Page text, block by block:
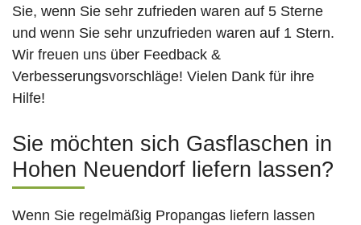
Sie, wenn Sie sehr zufrieden waren auf 5 Sterne
und wenn Sie sehr unzufrieden waren auf 1 Stern.
Wir freuen uns über Feedback &
Verbesserungsvorschläge! Vielen Dank für ihre
Hilfe!
Sie möchten sich Gasflaschen in
Hohen Neuendorf liefern lassen?
Wenn Sie regelmäßig Propangas liefern lassen